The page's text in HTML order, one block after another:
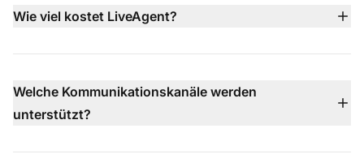
testen können, bevor Sie sich für einen
Wie viel kostet LiveAgent?
Tarifstufen — Small, Medium, Large und Enterprise —
jede mit erweiterten Funktionen wie Callcenter, Social-
Welche Kommunikationskanäle werden
unterstützt?